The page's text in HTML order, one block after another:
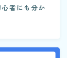
者にも分か